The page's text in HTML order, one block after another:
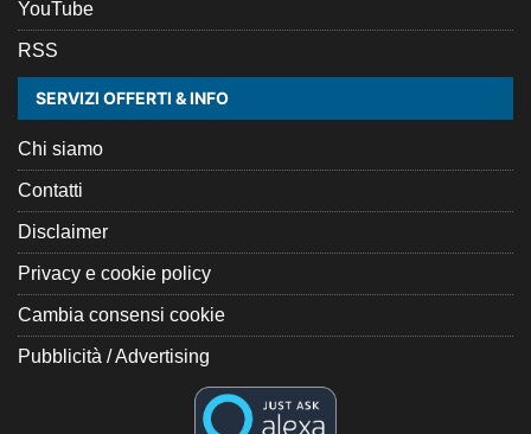
YouTube
RSS
SERVIZI OFFERTI & INFO
Chi siamo
Contatti
Disclaimer
Privacy e cookie policy
Cambia consensi cookie
Pubblicità / Advertising